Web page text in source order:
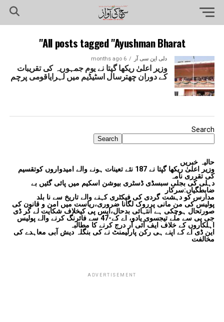
All posts tagged "Ayushman Bharat"
دلی این سی آر 6 months ago
وزیر اعلیٰ ریکھا گپتا نے یوم جمہوریہ کی تقریبات
کے دوران چھترسال اسٹیڈیم میں لہرایاقومی پرچم
Search
Search
حالیہ خبریں
وزیر اعلیٰ ریکھا گپتا نے 187 نئے تعینات ہونے والے امیدواروں کوتقسیم
کی تقرری نامہ
دہلی کی بجلی سبسڈی ڈسٹری بیوشن اسکیم میں پائی گئیں بے
ضابطگیاں:سرکار
مدارس کو دہشت گردی کی فیکٹری کہنے والے تاریخ سے نا بلد
پولیس کی من مانی پرروک لگانا ضروری،ریاست میں امن و قانون کی
صورتحال ہوچکی ہے انتہائی بدحال،ایس پی کیخلاف شکایت لے کر ڈی
جی پی سے ملے تیجسوی یادو، اے کے-47 سے فائرنگ کرنے والے پولیس
اہلکاروں کے خلاف ایف آئی آر درج کرنے کا مطالبہ
این ڈی اے کے اپنے ہی رکن پارلیمنٹ نے کی بنگلہ دیش آبی معاہدے کی
مخالفت
ADVERTISEMENT